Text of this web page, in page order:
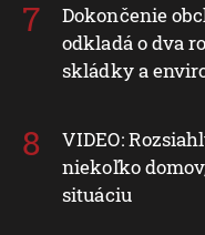
Dokončenie
odkladá o dva
skládky a
VIDEO:
niekoľko
situáciu